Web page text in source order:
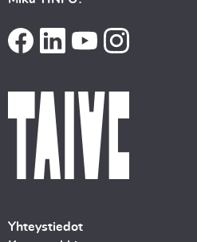
Yhteystiedot